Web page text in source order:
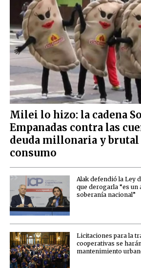
Milei lo hizo: la cadena
Empanadas contra las
deuda millonaria y brutal
consumo
Alak defendió la Ley
que derogarla “es un
soberanía nacional”
Licitaciones para la
cooperativas se
mantenimiento